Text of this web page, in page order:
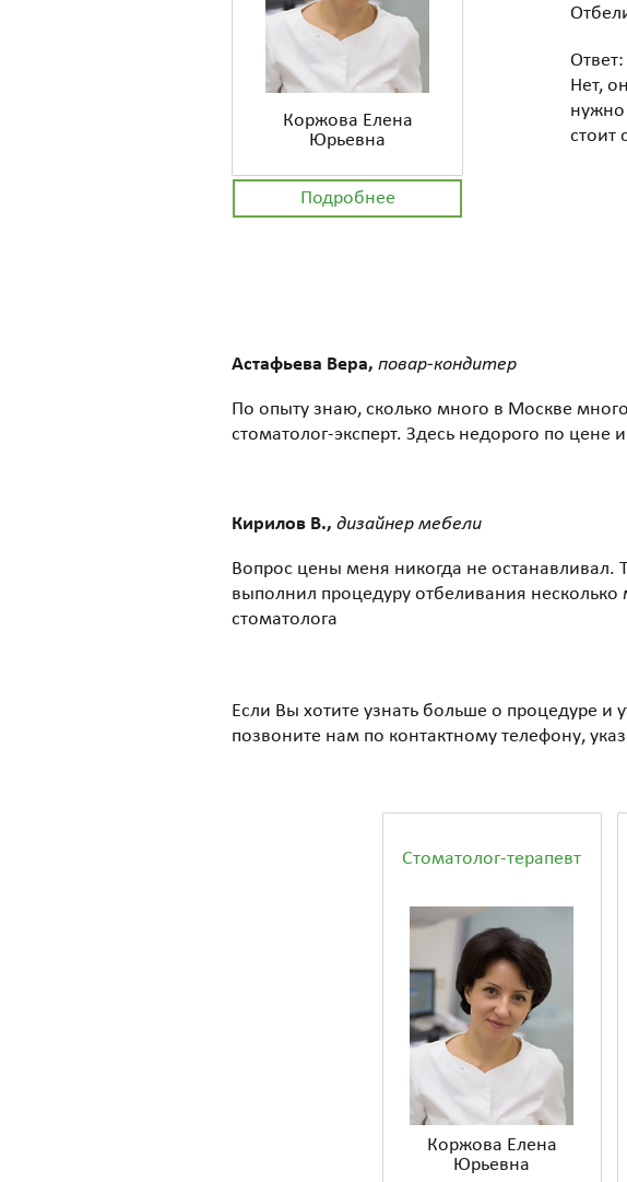
Коржова Елена
Юрьевна
Подробнее
Ответ:
Нет,
нужно
стоит
Астафьева Вера, повар-кондитер
По опыту знаю, сколько много в Москве
стоматолог-эксперт. Здесь недорого по цене
Кирилов В., дизайнер мебели
Вопрос цены меня никогда не останавливал.
выполнил процедуру отбеливания несколько
стоматолога
Если Вы хотите узнать больше о процедуре и
позвоните нам по контактному телефону,
Стоматолог-терапевт
Коржова Елена
Юрьевна